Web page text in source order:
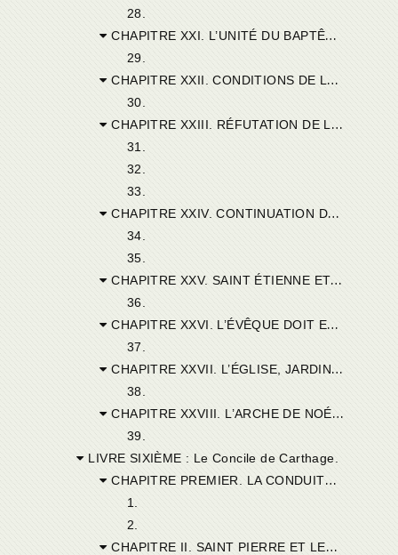
28.
CHAPITRE XXI. L’UNITÉ DU BAPTÊME ET DE L’ÉGLISE.
29.
CHAPITRE XXII. CONDITIONS DE LA RÉMISSION DES PÉCHÉS.
30.
CHAPITRE XXIII. RÉFUTATION DE LA LETTRE DE CYPRIEN A POMPÉIUS.
31.
32.
33.
CHAPITRE XXIV. CONTINUATION DU MÊME SUJET.
34.
35.
CHAPITRE XXV. SAINT ÉTIENNE ET SAINT CYPRIEN.
36.
CHAPITRE XXVI. L’ÉVÊQUE DOIT ENSEIGNER ET S’INSTRUIRE.
37.
CHAPITRE XXVII. L’ÉGLISE, JARDIN FERMÉ, FONTAINE SCELLÉE, SOURCE D’EAU VIVE.
38.
CHAPITRE XXVIII. L’ARCHE DE NOÉ, AUTRE FIGURE DE L’ÉGLISE.
39.
LIVRE SIXIÈME : Le Concile de Carthage.
CHAPITRE PREMIER. LA CONDUITE DE CYPRIEN ET CELLE DES DONATISTES.
1.
2.
CHAPITRE II. SAINT PIERRE ET LES GENTILS, SAINT CYPRIEN ET LES HÉRÉTIQUES.